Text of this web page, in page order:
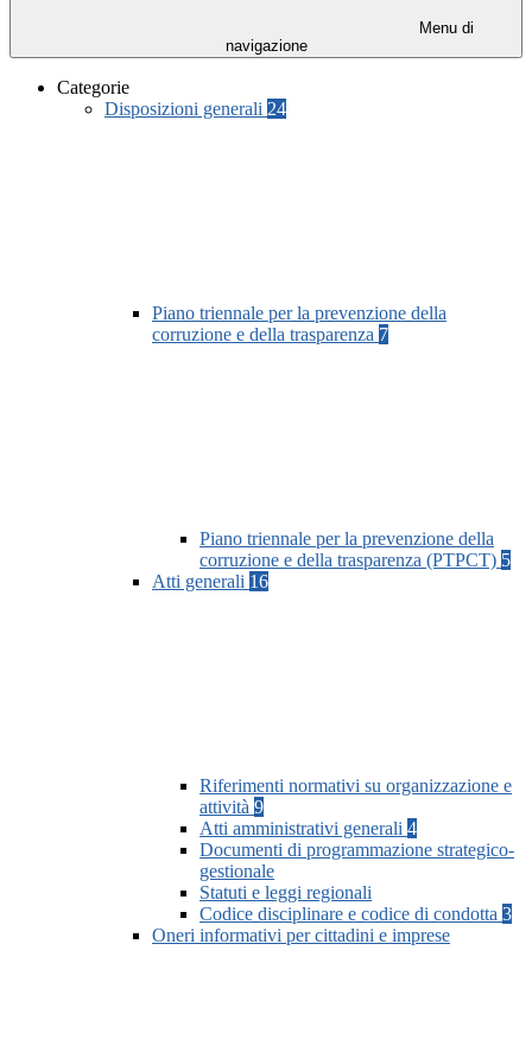
Menu di
navigazione
Categorie
Disposizioni generali 24
Piano triennale per la prevenzione della
corruzione e della trasparenza 7
Piano triennale per la prevenzione della
corruzione e della trasparenza (PTPCT) 5
Atti generali 16
Riferimenti normativi su organizzazione e
attività 9
Atti amministrativi generali 4
Documenti di programmazione strategico-
gestionale
Statuti e leggi regionali
Codice disciplinare e codice di condotta 3
Oneri informativi per cittadini e imprese